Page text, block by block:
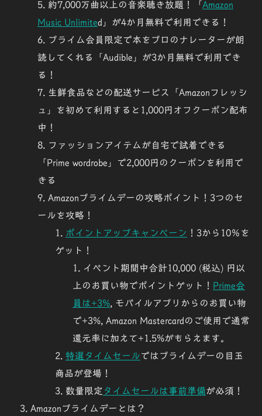
約7,000万曲以上の音楽聴き放題！「Amazon
Music Unlimited」が4か月無料で利用 できる！
プライム会員限定で本をプロのナレーターが朗
読してくれる「Audible」が3か月無料で利用でき
る！
生鮮食品などの配送サービス「Amazonフレッシ
ュ」を初めて利用すると 1,000円オフクーポン配布
中 ！
ファッションアイテムが自宅で試着できる
「Prime wordrobe」で2,000円のクーポン を利用で
きる
Amazonプライムデーの攻略ポイント！ 3つのセ
ール を攻略！
ポイントアップキャンペーン ！3から10％を
ゲット！
イベント期間中合計10,000 (税込) 円以
上のお買い物でポイントゲット！ Prime会
員は+3%, モバイルアプリからのお買い物
で+3%, Amazon Mastercardのご使用で通常
還元率に加えて+1.5%がもらえます。
特選タイムセール ではプライムデーの目玉
商品が登場！
数量限定 タイムセールは事前準備が必須！
Amazonプライムデーとは？